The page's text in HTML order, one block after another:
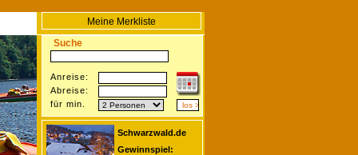
Meine Merkliste
Suche
Anreise:
Abreise:
für min.
Schwarzwald.de
Gewinnspiel: